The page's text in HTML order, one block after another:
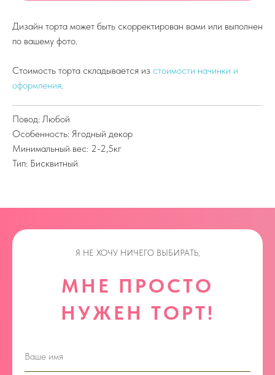
Дизайн торта может быть скорректирован вами или выполнен
по вашему фото.
Стоимость торта складывается из стоимости начинки и
оформления.
Повод: Любой
Особенность: Ягодный декор
Минимальный вес: 2-2,5кг
Тип: Бисквитный
Я НЕ ХОЧУ НИЧЕГО ВЫБИРАТЬ,
МНЕ ПРОСТО
НУЖЕН ТОРТ!